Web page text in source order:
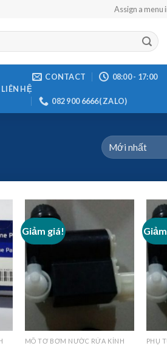
Assign a menu
LIÊN HỆ
CONTACT 08:00 - 17:00
082 900 6666( ZALO)
Giảm giá!
Add to
Wishlist
MÔ TƠ BƠM NƯỚC RỬA KÍNH PHỤ